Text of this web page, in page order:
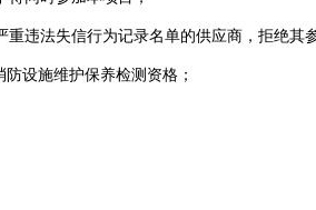
重违法失信行为记录名单的供应商 ，拒绝其
设施维护保养检测资格；